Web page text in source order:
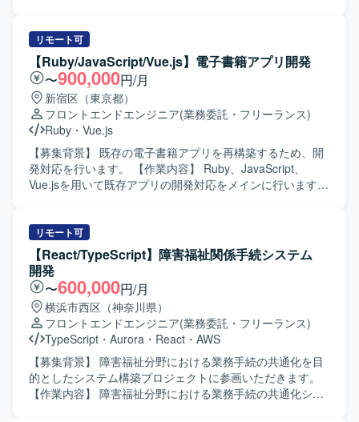
す。AIを活用したゲーム量産プロジェクトの立ち上げフェ
ーズから参画できるため、前例のないゲーム量産基盤をゼ
ロから設計構築でき、大きな裁量を持って開発に取り組め
ます。AIコーディングツール前提の開発スタイルを最前線
で実践でき、今後の開発の標準形をつくり上げていくフェ
ーズに携わることができます。少人数体制ならではのスピ
ード感があり、意思決定から実装、リリースまでを迅速に
進められる環境です。 【開発環境】 開発言語・フレームワ
ークはJavaScript / TypeScriptを使用いたします。開発ツー
ルとしてAIコーディングツール（Claude Code、Codex
動開発を進めます。 【求める人物像】 チームメンバーと連
携しながら、主体的に開発を推進できる方を求めていま
す。 【ポジションの魅力】 ReactおよびNext.jsを活用した
大規模なWebシステム更改と機能追加開発に携われます。
【開発環境】 TypeScript、React、Next.js、Java、Spring
Boot、AWSを使用します。
リモート可
【Ruby/JavaScript/Vue.js】電子書籍アプリ開発
〜900,000円/月
新宿区（東京都）
フロントエンドエンジニア(業務委託・フリーランス)
Ruby ・ Vue.js
【募集背景】 既存の電子書籍アプリを再構築するため、開
発対応を行います。 【作業内容】 Ruby、JavaScript、
Vue.jsを用いて既存アプリの開発対応をメインに行います。
Ruby、JavaScript、Vue.js、Backbone.jsを使用します。
リモート可
【React/TypeScript】障害福祉関係手続システム
開発
〜600,000円/月
横浜市西区（神奈川県）
フロントエンドエンジニア(業務委託・フリーランス)
TypeScript ・ Aurora ・ React ・ AWS
【募集背景】 障害福祉分野における業務手続の共通化を目
的としたシステム構築プロジェクトに参画いただきます。
【作業内容】 障害福祉分野における業務手続の共通化シス